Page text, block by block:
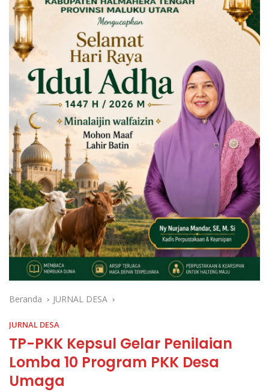
Beranda JURNAL DESA
JURNAL DESA
TP-PKK Kepsul Gelar Penilaian
Lomba 10 Program PKK Desa
Umaga